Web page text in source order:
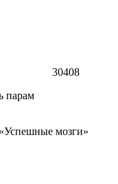
30408
мозги»